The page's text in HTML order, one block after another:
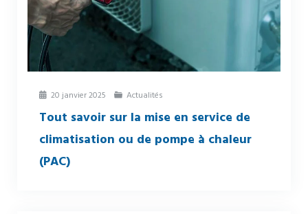
20 janvier 2025 Actualités
Tout savoir sur la mise en service de
climatisation ou de pompe à chaleur
(PAC)